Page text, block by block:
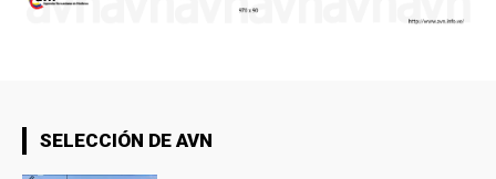
SELECCIÓN DE AVN